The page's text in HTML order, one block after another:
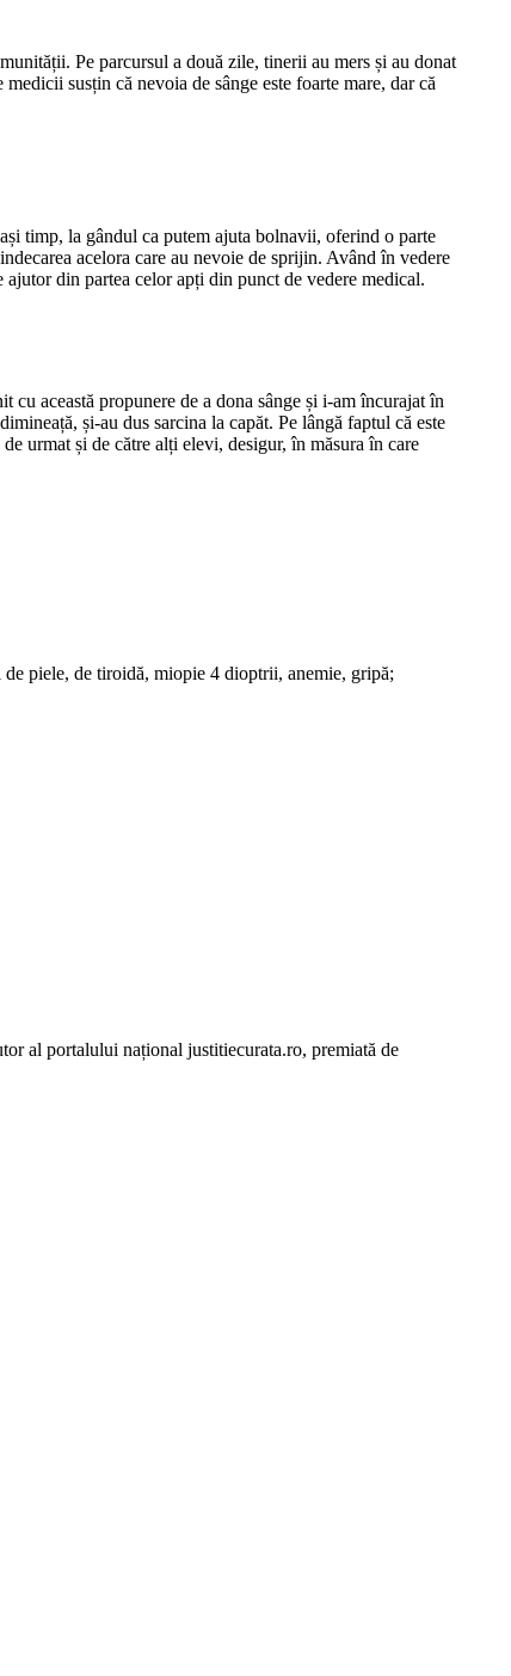
Pe parcursul a două zile, tinerii au mers și au donat
susțin că nevoia de sânge este foarte mare, dar că
timp, la gândul ca putem ajuta bolnavii, oferind o parte
acelora care au nevoie de sprijin. Având în vedere
ajutor din partea celor apți din punct de vedere medical.
această propunere de a dona sânge și i-am încurajat în
și-au dus sarcina la capăt. Pe lângă faptul că este
urmat și de către alți elevi, desigur, în măsura în care
piele, de tiroidă, miopie 4 dioptrii, anemie, gripă;
al portalului național justitiecurata.ro, premiată de